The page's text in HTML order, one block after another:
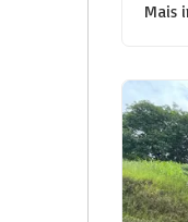
Mais